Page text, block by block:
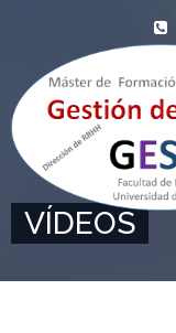
VÍDEOS